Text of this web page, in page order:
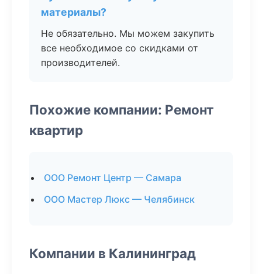
материалы?
Не обязательно. Мы можем закупить
все необходимое со скидками от
производителей.
Похожие компании: Ремонт
квартир
ООО Ремонт Центр — Самара
ООО Мастер Люкс — Челябинск
Компании в Калининград